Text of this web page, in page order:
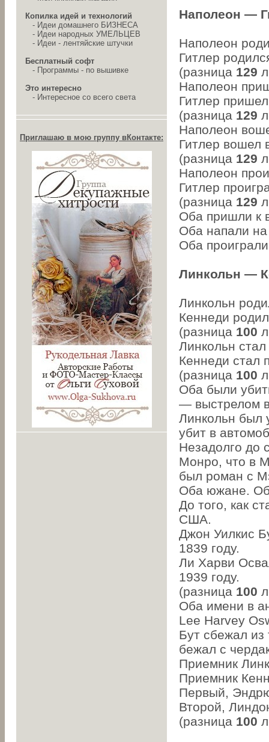
Копилка идей и технологий
- Идеи домашнего БИЗНЕСА
- Идеи народных УМЕЛЬЦЕВ
- Идеи - лентяйские штучки
Бесплатный софт
- Программы - по вышивке
Это интересно
- Интересное со всего света
Приглашаю в мою группу вКонтакте:
Наполеон —
Наполеон
Гитлер
(разница 129
Наполеон
Гитлер
(разница 129
Наполеон
Гитлер вошел
(разница 129
Наполеон
Гитлер
(разница 129
Оба пришли к
Оба напали
Оба
Линкольн —
Линкольн
Кеннеди
(разница 100
Линкольн
Кеннеди стал
(разница 100
Оба были
— выстрелом в
Линкольн был
убит в
Незадолго до
Монро, что в
был pоман с
Оба южане.
До того, как
США.
Джон Уилкис
1839 году.
Ли Харви
1939 году.
(разница 100
Оба имени в
Lee Harvey
Бут сбежал из
бежал с
Приемник
Приемник
Первый,
Второй,
(разница 100